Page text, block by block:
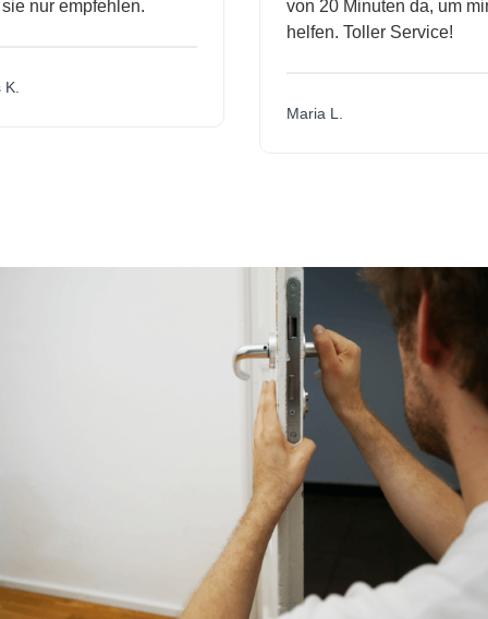
nur empfehlen.
von 20 Minuten da, um mir
helfen. Toller Service!
Maria L.